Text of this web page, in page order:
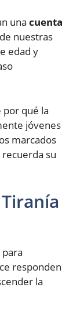
una cuenta
nuestras
edad y
por qué la
jóvenes
marcados
recuerda su
responden
la